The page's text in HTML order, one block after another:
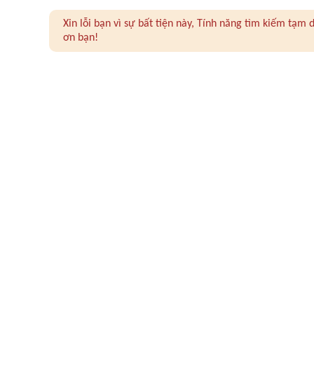
Xin lỗi bạn vì sự bất tiện này, Tính năng tìm kiếm
ơn bạn!